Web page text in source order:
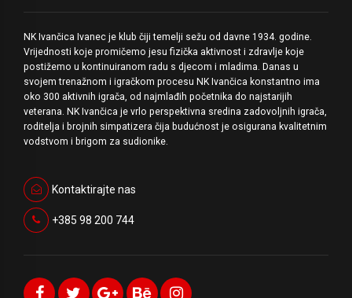
NK Ivančica Ivanec je klub čiji temelji sežu od davne 1934. godine.
Vrijednosti koje promičemo jesu fizička aktivnost i zdravlje koje
postižemo u kontinuiranom radu s djecom i mladima. Danas u
svojem trenažnom i igračkom procesu NK Ivančica konstantno ima
oko 300 aktivnih igrača, od najmlađih početnika do najstarijih
veterana. NK Ivančica je vrlo perspektivna sredina zadovoljnih igrača,
roditelja i brojnih simpatizera čija budućnost je osigurana kvalitetnim
vodstvom i brigom za sudionike.
Kontaktirajte nas
+385 98 200 744